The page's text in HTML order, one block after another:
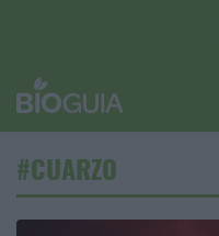
#CUARZO